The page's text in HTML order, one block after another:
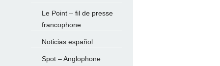
Le Point – fil de presse
francophone
Noticias español
Spot – Anglophone